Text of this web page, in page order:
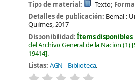
Tipo de material:
Texto;
Detalles de publicación: Bernal :
Quilmes,2017
Disponibilidad:Ítems disponibles
del Archivo General de la Nación (1)
19414 .
Listas: AGN - Biblioteca.
valoración